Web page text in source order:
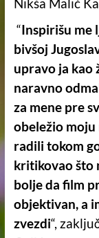
Nikša Malić
“Inspirišu me
bivšoj
upravo ja kao
naravno
za mene pre
obeležio moju
radili tokom
kritikovao što
bolje da film
objektivan, a
zvezdi“,